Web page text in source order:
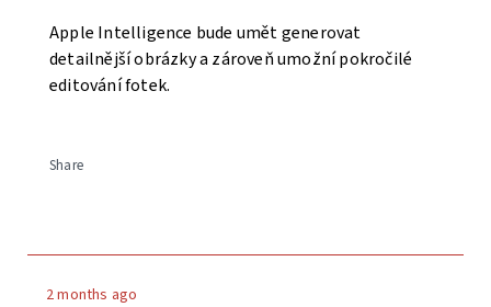
Apple Intelligence bude umět generovat
detailnější obrázky a zároveň umožní pokročilé
editování fotek.
Share
2 months ago